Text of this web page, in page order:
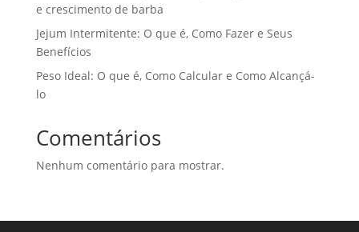
e crescimento de barba
Jejum Intermitente: O que é, Como Fazer e Seus
Benefícios
Peso Ideal: O que é, Como Calcular e Como Alcançá-
lo
Comentários
Nenhum comentário para mostrar.